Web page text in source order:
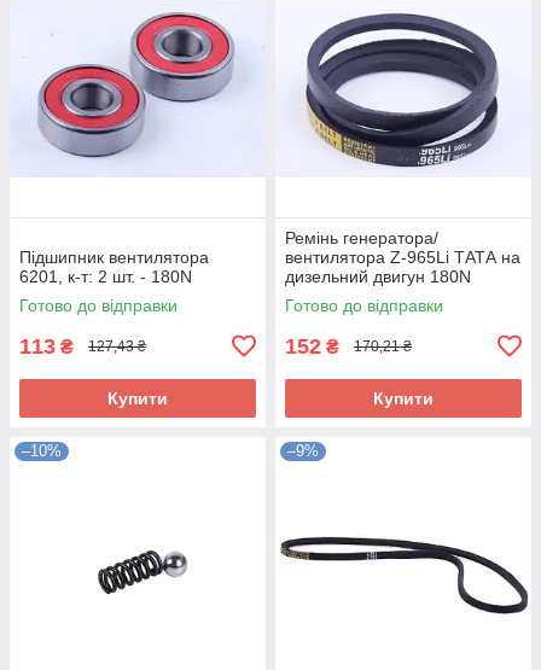
Підшипник вентилятора
6201, к-т: 2 шт. - 180N
Готово до відправки
113 ₴ 127,43 ₴
Купити
Ремінь генератора/
вентилятора Z-965Li ТАТА на
дизельний двигун 180N
Готово до відправки
152 ₴ 170,21 ₴
Купити
–10% –9%